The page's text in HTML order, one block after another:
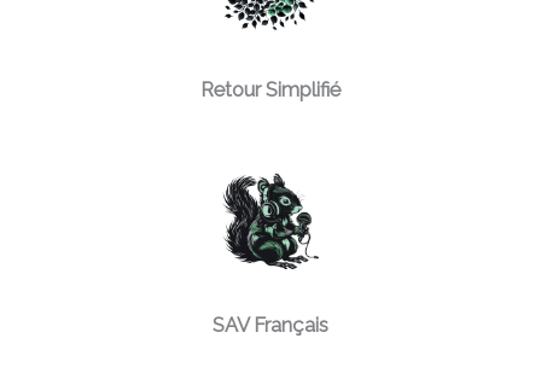
Retour Simplifié
SAV Français